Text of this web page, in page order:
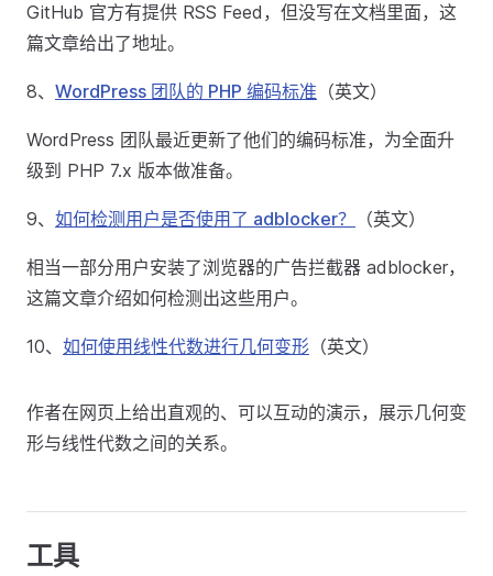
GitHub 官方有提供 RSS Feed，但没写在文档里面，这
篇文章给出了地址。
8、 WordPress 团队的 PHP 编码标准 （英文）
WordPress 团队最近更新了他们的编码标准，为全面升
级到 PHP 7.x 版本做准备。
9、 如何检测用户是否使用了 adblocker？ （英文）
相当一部分用户安装了浏览器的广告拦截器 adblocker，
这篇文章介绍如何检测出这些用户。
10、 如何使用线性代数进行几何变形 （英文）
作者在网页上给出直观的、可以互动的演示，展示几何变
形与线性代数之间的关系。
工具